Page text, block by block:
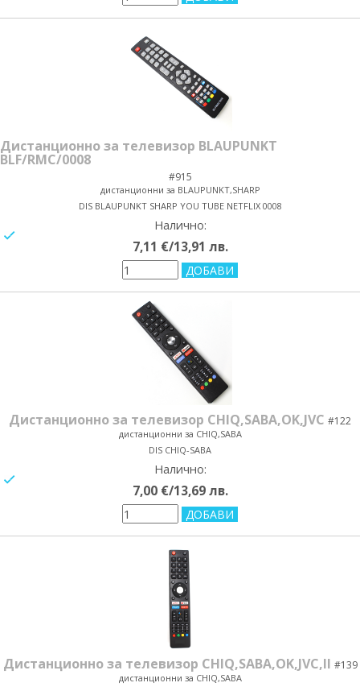
Дистанционно за телевизор BLAUPUNKT
BLF/RMC/0008
#915
дистанционни за BLAUPUNKT,SHARP
DIS BLAUPUNKT SHARP YOU TUBE NETFLIX 0008
Налично:
7,11 €/13,91 лв.
Дистанционно за телевизор CHIQ,SABA,OK,JVC #122
дистанционни за CHIQ,SABA
DIS CHIQ-SABA
Налично:
7,00 €/13,69 лв.
Дистанционно за телевизор CHIQ,SABA,OK,JVC,II #139
дистанционни за CHIQ,SABA